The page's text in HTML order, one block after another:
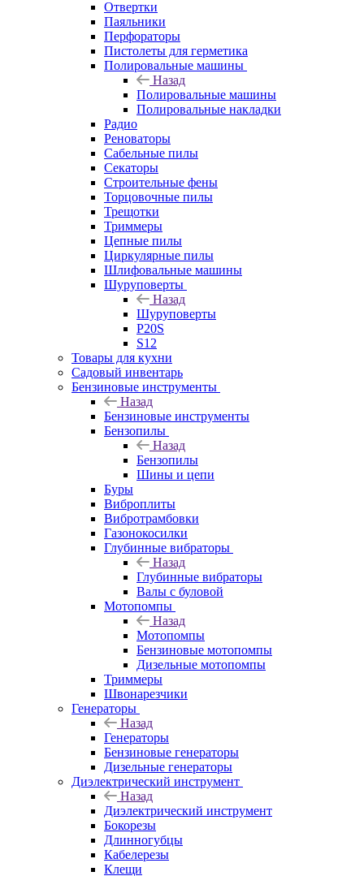
Отвертки
Паяльники
Перфораторы
Пистолеты для герметика
Полировальные машины
Назад
Полировальные машины
Полировальные накладки
Радио
Реноваторы
Сабельные пилы
Секаторы
Строительные фены
Торцовочные пилы
Трещотки
Триммеры
Цепные пилы
Циркулярные пилы
Шлифовальные машины
Шуруповерты
Назад
Шуруповерты
P20S
S12
Товары для кухни
Садовый инвентарь
Бензиновые инструменты
Назад
Бензиновые инструменты
Бензопилы
Назад
Бензопилы
Шины и цепи
Буры
Виброплиты
Вибротрамбовки
Газонокосилки
Глубинные вибраторы
Назад
Глубинные вибраторы
Валы с буловой
Мотопомпы
Назад
Мотопомпы
Бензиновые мотопомпы
Дизельные мотопомпы
Триммеры
Швонарезчики
Генераторы
Назад
Генераторы
Бензиновые генераторы
Дизельные генераторы
Диэлектрический инструмент
Назад
Диэлектрический инструмент
Бокорезы
Длинногубцы
Кабелерезы
Клещи